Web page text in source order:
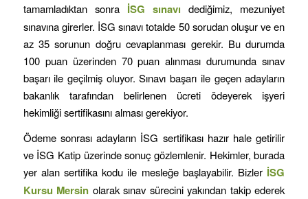
tamamladıktan sonra İSG sınavı dediğimiz, mezuniyet
sınavına girerler. İSG sınavı totalde 50 sorudan oluşur ve en
az 35 sorunun doğru cevaplanması gerekir. Bu durumda
100 puan üzerinden 70 puan alınması durumunda sınav
başarı ile geçilmiş oluyor. Sınavı başarı ile geçen adayların
bakanlık tarafından belirlenen ücreti ödeyerek işyeri
hekimliği sertifikasını alması gerekiyor.
Ödeme sonrası adayların İSG sertifikası hazır hale getirilir
ve İSG Katip üzerinde sonuç gözlemlenir. Hekimler, burada
yer alan sertifika kodu ile mesleğe başlayabilir. Bizler İSG
Kursu Mersin olarak sınav sürecini yakından takip ederek